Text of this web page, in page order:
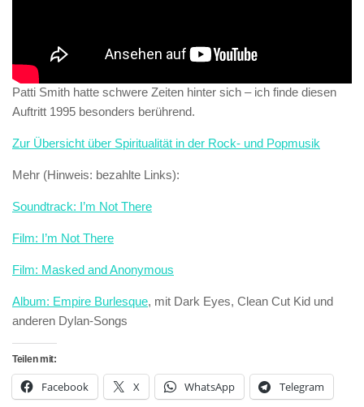
Patti Smith hatte schwere Zeiten hinter sich – ich finde diesen
Auftritt 1995 besonders berührend.
Zur Übersicht über Spiritualität in der Rock- und Popmusik
Mehr (Hinweis: bezahlte Links):
Soundtrack: I’m Not There
Film: I’m Not There
Film: Masked and Anonymous
Album: Empire Burlesque, mit Dark Eyes, Clean Cut Kid und
anderen Dylan-Songs
Teilen mit:
Facebook X WhatsApp Telegram